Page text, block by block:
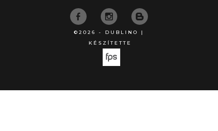
©2026 - DUBLINO |
KÉSZÍTETTE